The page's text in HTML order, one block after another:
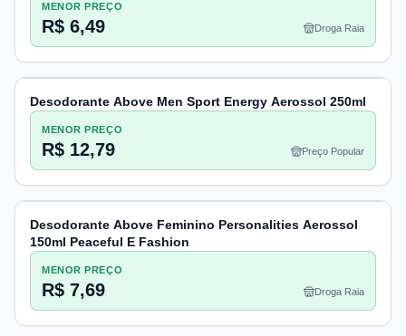
MENOR PREÇO
R$ 6,49 Droga Raia
Desodorante Above Men Sport Energy Aerossol 250ml
MENOR PREÇO
R$ 12,79 Preço Popular
Desodorante Above Feminino Personalities Aerossol
150ml Peaceful E Fashion
MENOR PREÇO
R$ 7,69 Droga Raia